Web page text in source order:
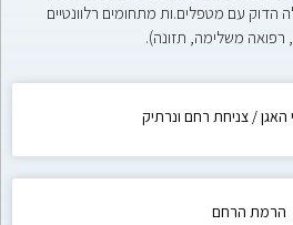
האגן / צניחת רחם ונרתיק
הרמת הרחם
הדוק עם מטפלים.ות מתחומים רלוונטיים
רפואה משלימה, תזונה).